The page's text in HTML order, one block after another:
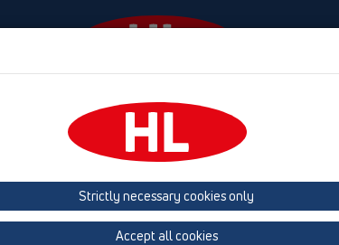
Фирма HL-House
Вспомогательные материалы/
Обзор продукта
Strictly necessary cookies only
Accept all cookies